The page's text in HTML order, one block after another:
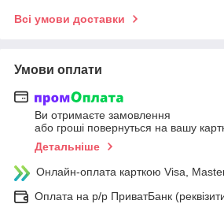
Всі умови доставки
Умови оплати
Ви отримаєте замовлення
або гроші повернуться на вашу
Детальніше
Онлайн-оплата карткою Visa,
Оплата на р/р ПриватБанк